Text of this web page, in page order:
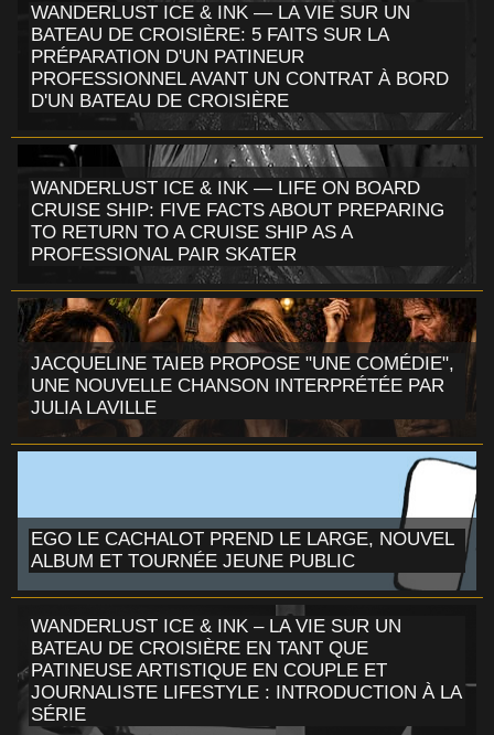
WANDERLUST ICE & INK — LA VIE SUR UN
BATEAU DE CROISIÈRE: 5 FAITS SUR LA
PRÉPARATION D'UN PATINEUR
PROFESSIONNEL AVANT UN CONTRAT À BORD
D'UN BATEAU DE CROISIÈRE
WANDERLUST ICE & INK — LIFE ON BOARD
CRUISE SHIP: FIVE FACTS ABOUT PREPARING
TO RETURN TO A CRUISE SHIP AS A
PROFESSIONAL PAIR SKATER
JACQUELINE TAIEB PROPOSE "UNE COMÉDIE",
UNE NOUVELLE CHANSON INTERPRÉTÉE PAR
JULIA LAVILLE
EGO LE CACHALOT PREND LE LARGE, NOUVEL
ALBUM ET TOURNÉE JEUNE PUBLIC
WANDERLUST ICE & INK – LA VIE SUR UN
BATEAU DE CROISIÈRE EN TANT QUE
PATINEUSE ARTISTIQUE EN COUPLE ET
JOURNALISTE LIFESTYLE : INTRODUCTION À LA
SÉRIE